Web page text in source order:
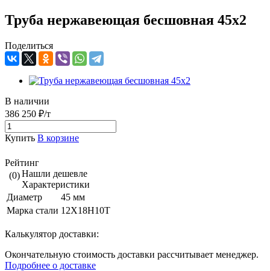
Труба нержавеющая бесшовная 45х2
Поделиться
В наличии
386 250 ₽/т
Купить В корзине
Рейтинг
(0)Нашли дешевле
Характеристики
Диаметр
45 мм
Марка стали 12Х18Н10Т
Калькулятор доставки:
Окончательную стоимость доставки рассчитывает менеджер.
Подробнее о доставке